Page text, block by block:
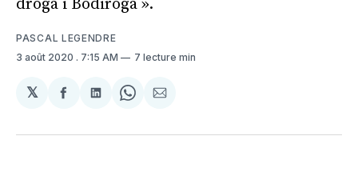
droga i Bodiroga ».
PASCAL LEGENDRE
3 août 2020 . 7:15 AM 7 lecture min
𝕏
Partager
Facebook
Partager
LinkedIn
Share
WhatsApp
Partager
Courriel